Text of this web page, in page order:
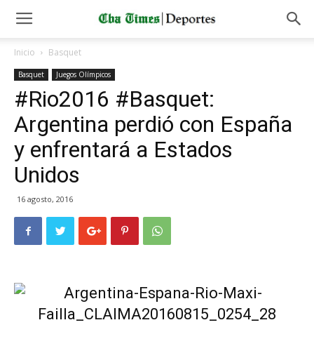
Inicio Basquet
Basquet Juegos Olímpicos
#Rio2016 #Basquet:
Argentina perdió con España
y enfrentará a Estados
Unidos
16 agosto, 2016